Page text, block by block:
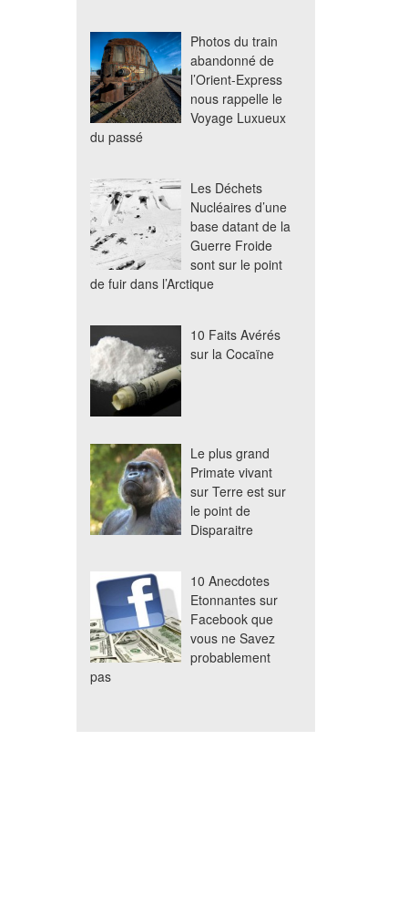
Photos du train
abandonné de
l’Orient-Express
nous rappelle le
Voyage Luxueux
du passé
Les Déchets
Nucléaires d’une
base datant de la
Guerre Froide
sont sur le point
de fuir dans l’Arctique
10 Faits Avérés
sur la Cocaïne
Le plus grand
Primate vivant
sur Terre est sur
le point de
Disparaitre
10 Anecdotes
Etonnantes sur
Facebook que
vous ne Savez
probablement
pas